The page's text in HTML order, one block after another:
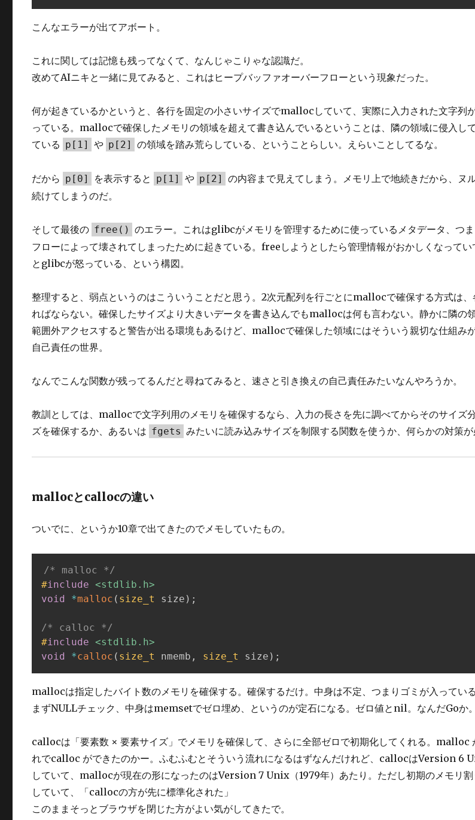
こんなエラーが出てアボート。
これに関しては記憶も残ってなくて、なんじゃこりゃな認識だ。
改めてAIニキと一緒に見てみると、これはヒープバッファオーバーフローという現象だった。
何が起きているかというと、各行を固定の小さいサイズでmallocしていて、実際に入力された文字列
っている。mallocで確保したメモリの領域を超えて書き込んでいるということは、隣の領域に侵入し
ている p[1] や p[2] の領域を踏み荒らしている、ということらしい。えらいことしてるな。
だから p[0] を表示すると p[1] や p[2]
の内容まで見えてしまう。メモリ上で地続きだから、ヌ
続けてしまうのだ。
そして最後の free() のエラー。これはglibcがメモリを管理するために使っているメタデータ、つ
フローによって壊されてしまったために起きている。freeしようとしたら管理情報がおかしくなってい
とglibcが怒っている、という構図。
整理すると、弱点というのはこういうことだと思う。2次元配列を行ごとにmallocで確保する方式は
ればならない。確保したサイズより大きいデータを書き込んでもmallocは何も言わない。静かに隣の
範囲外アクセスすると警告が出る環境もあるけど、mallocで確保した領域にはそういう親切な仕組み
自己責任の世界。
なんでこんな関数が残ってるんだと尋ねてみると、速さと引き換えの自己責任みたいなんやろうか。
教訓としては、mallocで文字列用のメモリを確保するなら、入力の長さを先に調べてからそのサイズ
ズを確保するか、あるいは fgets みたいに読み込みサイズを制限する関数を使うか、何らかの対策が
mallocとcallocの違い
ついでに、というか10章で出てきたのでメモしていたもの。
/* malloc */
#include <stdlib.h>
void
*malloc ( size_t size ) ;
/* calloc */
#include <stdlib.h>
void
*calloc ( size_t nmemb , size_t size ) ;
mallocは指定したバイト数のメモリを確保する。確保するだけ。中身は不定、つまりゴミが入ってい
まずNULLチェック、中身はmemsetでゼロ埋め、というのが定石になる。ゼロ値とnil。なんだGoか。
callocは「要素数 × 要素サイズ」でメモリを確保して、さらに全部ゼロで初期化してくれる。malloc
れでcalloc ができたのかー。ふむふむとそういう流れになるはずなんだけれど、callocはVersion 6
していて、mallocが現在の形になったのはVersion 7 Unix（1979年）あたり。ただし初期のメモリ
していて、「callocの方が先に標準化された」
このままそっとブラウザを閉じた方がよい気がしてきたで。